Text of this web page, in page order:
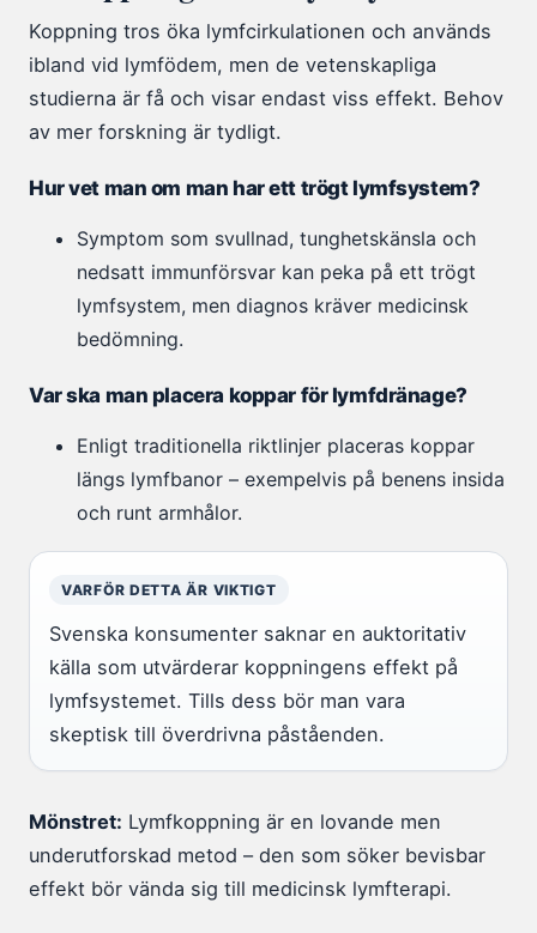
Koppning tros öka lymfcirkulationen och används
ibland vid lymfödem, men de vetenskapliga
studierna är få och visar endast viss effekt. Behov
av mer forskning är tydligt.
Hur vet man om man har ett trögt lymfsystem?
Symptom som svullnad, tunghetskänsla och
nedsatt immunförsvar kan peka på ett trögt
lymfsystem, men diagnos kräver medicinsk
bedömning.
Var ska man placera koppar för lymfdränage?
Enligt traditionella riktlinjer placeras koppar
längs lymfbanor – exempelvis på benens insida
och runt armhålor.
VARFÖR DETTA ÄR VIKTIGT
Svenska konsumenter saknar en auktoritativ
källa som utvärderar koppningens effekt på
lymfsystemet. Tills dess bör man vara
skeptisk till överdrivna påståenden.
Mönstret: Lymfkoppning är en lovande men
underutforskad metod – den som söker bevisbar
effekt bör vända sig till medicinsk lymfterapi.